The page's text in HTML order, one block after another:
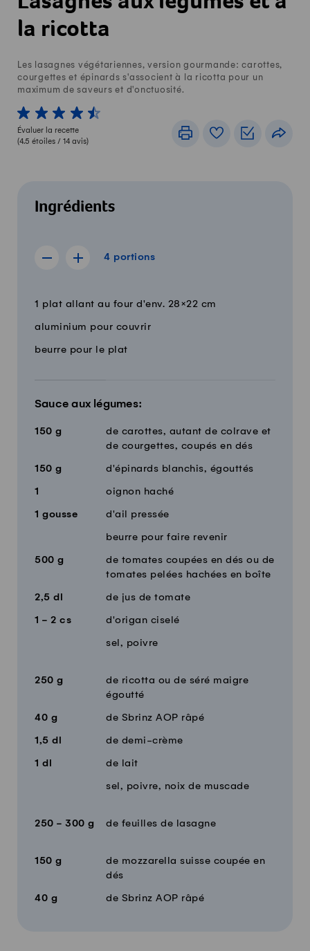
la ricotta
Les lasagnes végétariennes, version gourmande: carottes,
courgettes et épinards s'associent à la ricotta pour un
maximum de saveurs et d'onctuosité.
1 von 5 étoiles
2 von 5 étoiles
3 von 5 étoiles
4 von 5 étoiles
5 von 5 étoiles
Évaluer la recette
(4.5 étoiles / 14 avis)
ImprimerLivre de recettes
Listes de
Ingrédients
4 portions
Afficher la recette de 3 portions
Afficher la recette de 5 portions
4 portions
QuantitéIngrédients
1 plat allant au four d'env. 28×22 cm
aluminium pour couvrir
beurre pour le plat
Sauce aux légumes:
150 g
de carottes, autant de colrave et
de courgettes, coupés en dés
150 g d'épinards blanchis, égouttés
1 oignon haché
1 gousse d'ail pressée
beurre pour faire revenir
500 g
de tomates coupées en dés ou de
tomates pelées hachées en boîte
2,5 dl de jus de tomate
1 - 2 cs d'origan ciselé
sel, poivre
250 g
de ricotta ou de séré maigre
égoutté
40 g de Sbrinz AOP râpé
1,5 dl de demi-crème
1 dl de lait
sel, poivre, noix de muscade
250 - 300 g de feuilles de lasagne
150 g
de mozzarella suisse coupée en
dés
40 g de Sbrinz AOP râpé